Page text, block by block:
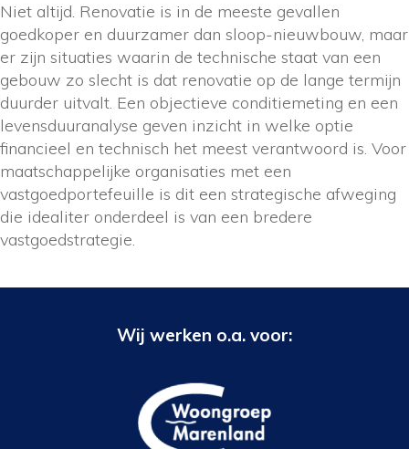
Niet altijd. Renovatie is in de meeste gevallen
goedkoper en duurzamer dan sloop-nieuwbouw, maar
er zijn situaties waarin de technische staat van een
gebouw zo slecht is dat renovatie op de lange termijn
duurder uitvalt. Een objectieve conditiemeting en een
levensduuranalyse geven inzicht in welke optie
financieel en technisch het meest verantwoord is. Voor
maatschappelijke organisaties met een
vastgoedportefeuille is dit een strategische afweging
die idealiter onderdeel is van een bredere
vastgoedstrategie.
Wij werken o.a. voor: